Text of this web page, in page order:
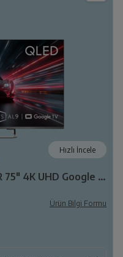
Hızlı İncele
Crystal 9 AI QLED 144Hz VRR 75" 4K UHD Google TV - B 975 C AI
Ürün Bilgi Formu